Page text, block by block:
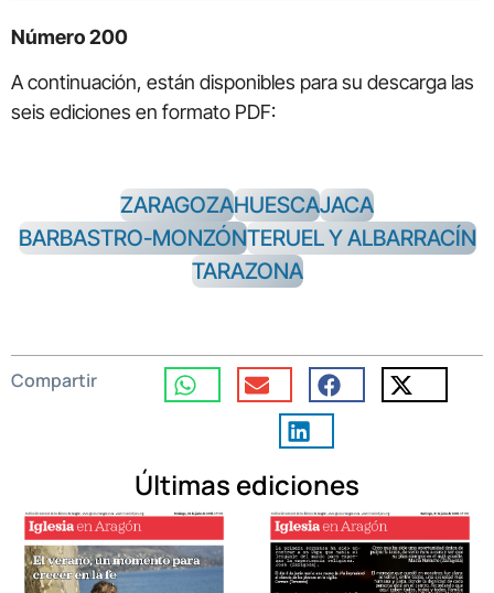
Número 200
A continuación, están disponibles para su descarga las
seis ediciones en formato PDF:
ZARAGOZAHUESCAJACA
BARBASTRO-MONZÓNTERUEL Y ALBARRACÍN
TARAZONA
Compartir
Últimas ediciones